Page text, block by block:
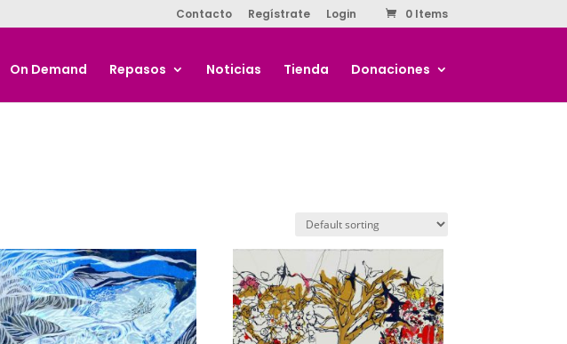
Contacto Regístrate Login 0 Items
On Demand Repasos Noticias Tienda Donaciones